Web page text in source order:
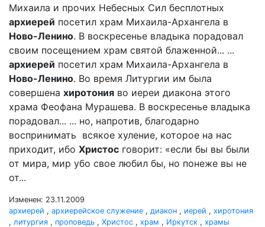
Михаила и прочих Небесных Сил бесплотных
архиерей посетил храм Михаила-Архангела в
Ново-Ленино. В воскресенье владыка порадовал
своим посещением храм святой блаженной... ...
архиерей посетил храм Михаила-Архангела в
Ново-Ленино. Во время Литургии им была
совершена хиротония во иереи диакона этого
храма Феофана Мурашева. В воскресенье владыка
порадовал... ... но, напротив, благодарно
воспринимать всякое хуление, которое на нас
приходит, ибо Христос говорит: «если бы вы были
от мира, мир убо свое любил бы, но понеже вы не
от...
Изменен: 23.11.2009
архиерей , архиерейское служение , диакон , иерей , хиротония
, литургия , проповедь , Христос , храм , Иркутск , храмы